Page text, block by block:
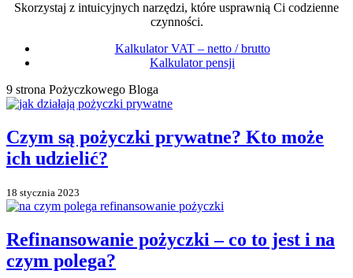
Skorzystaj z intuicyjnych narzędzi, które usprawnią Ci codzienne
czynności.
Kalkulator VAT – netto / brutto
Kalkulator pensji
9 strona Pożyczkowego Bloga
Czym są pożyczki prywatne? Kto może
ich udzielić?
18 stycznia 2023
Refinansowanie pożyczki – co to jest i na
czym polega?